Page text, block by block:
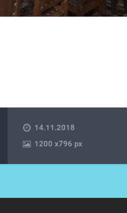
14.11.2018
1200x796 px